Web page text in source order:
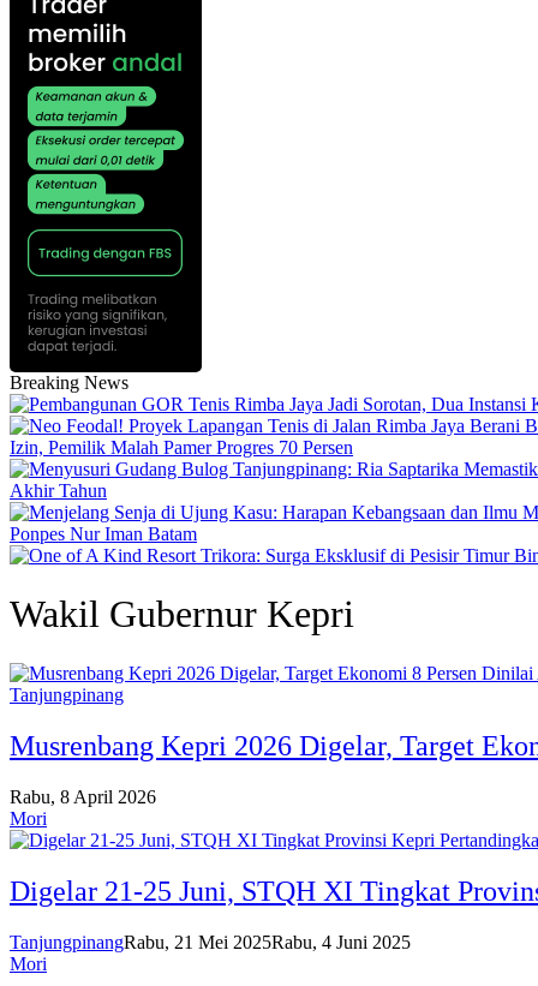
Breaking News
Izin, Pemilik Malah Pamer Progres 70 Persen
Akhir Tahun
Ponpes Nur Iman Batam
Wakil Gubernur Kepri
Tanjungpinang
Musrenbang Kepri 2026 Digelar, Target
Rabu, 8 April 2026
Mori
Digelar 21-25 Juni, STQH XI Tingkat
TanjungpinangRabu, 21 Mei 2025Rabu, 4 Juni 2025
Mori